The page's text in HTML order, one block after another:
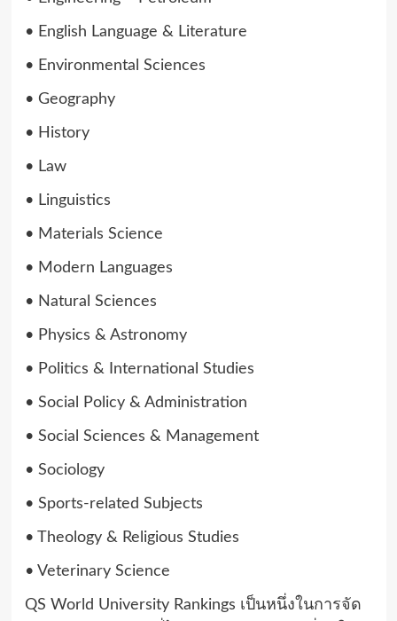
• English Language & Literature
• Environmental Sciences
• Geography
• History
• Law
• Linguistics
• Materials Science
• Modern Languages
• Natural Sciences
• Physics & Astronomy
• Politics & International Studies
• Social Policy & Administration
• Social Sciences & Management
• Sociology
• Sports-related Subjects
• Theology & Religious Studies
• Veterinary Science
QS World University Rankings เป็นหนึ่งในการจัด